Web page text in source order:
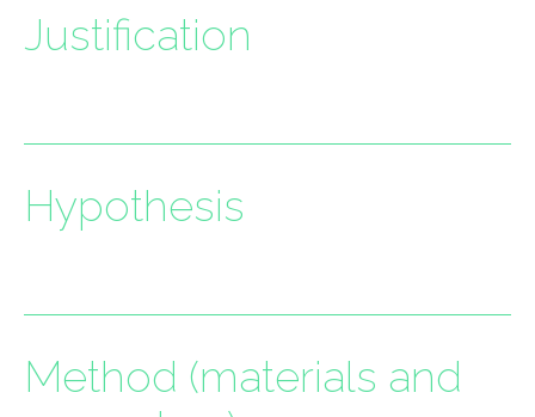
Justification
Hypothesis
Method (materials and